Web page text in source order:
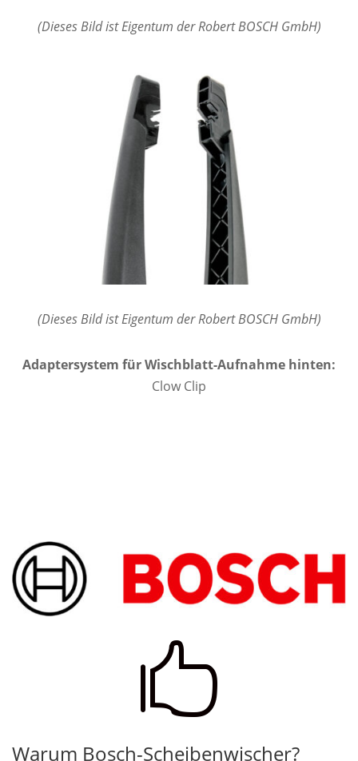
(Dieses Bild ist Eigentum der Robert BOSCH GmbH)
(Dieses Bild ist Eigentum der Robert BOSCH GmbH)
Adaptersystem für Wischblatt-Aufnahme hinten:
Clow Clip

Warum Bosch-Scheibenwischer?